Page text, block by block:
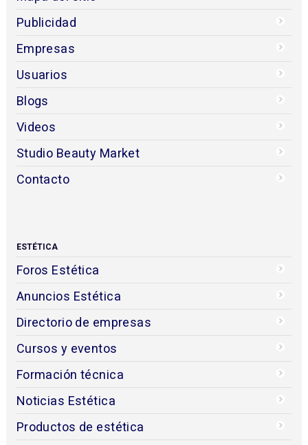
Publicidad
Empresas
Usuarios
Blogs
Videos
Studio Beauty Market
Contacto
ESTÉTICA
Foros Estética
Anuncios Estética
Directorio de empresas
Cursos y eventos
Formación técnica
Noticias Estética
Productos de estética